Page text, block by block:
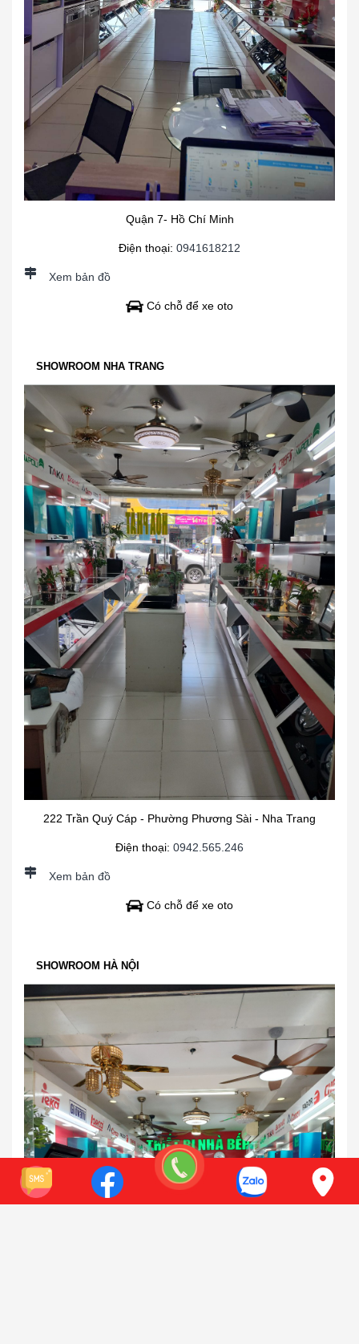
Quận 7- Hồ Chí Minh
Điện thoại: 0941618212
Xem bản đồ
Có chỗ để xe oto
SHOWROOM NHA TRANG
222 Trần Quý Cáp - Phường Phương Sài - Nha Trang
Điện thoại: 0942.565.246
Xem bản đồ
Có chỗ để xe oto
SHOWROOM HÀ NỘI